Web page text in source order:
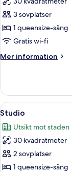
för
Studio
-
havsutsikt
3 sovplatser
1 queensize-säng
Gratis wi-fi
Mer information
Mer
-
havsutsikt
Öppna
alla
foton
för
Studio
14
Studio
Utsikt mot staden
30 kvadratmeter
2 sovplatser
1 queensize-säng